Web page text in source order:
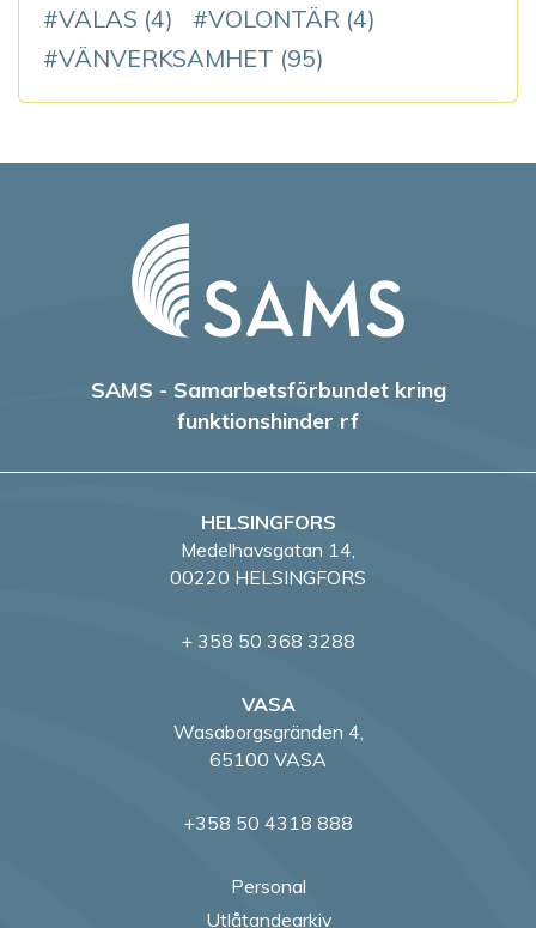
VALAS (4) VOLONTÄR (4)
VÄNVERKSAMHET (95)
SAMS - Samarbetsförbundet kring
funktionshinder rf
HELSINGFORS
Medelhavsgatan 14,
00220 HELSINGFORS
+ 358 50 368 3288
VASA
Wasaborgsgränden 4,
65100 VASA
+358 50 4318 888
Personal
Utlåtandearkiv